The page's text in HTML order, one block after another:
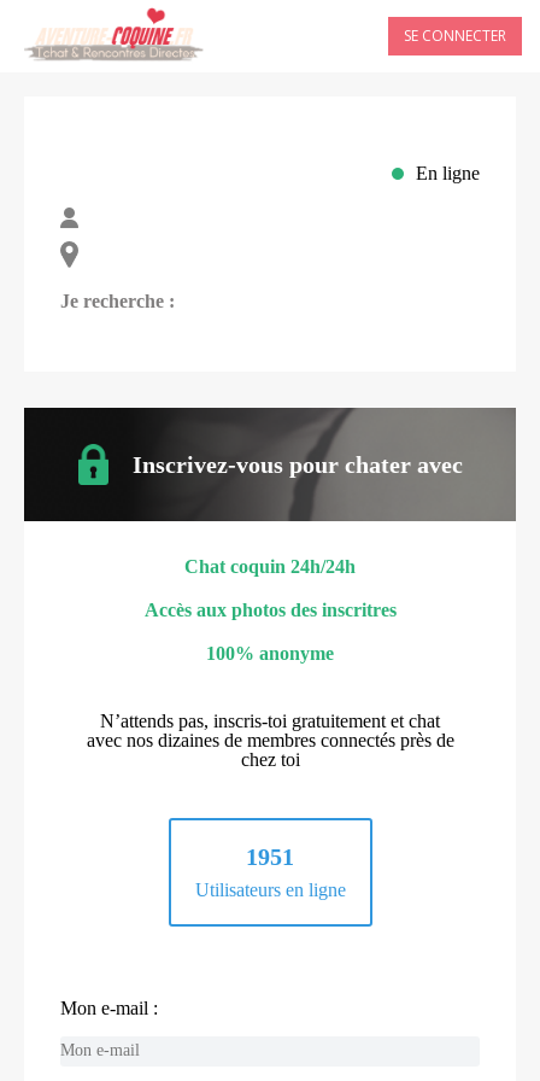
SE CONNECTER
En ligne
Je recherche :
Inscrivez-vous pour chater avec
Chat coquin 24h/24h
Accès aux photos des inscritres
100% anonyme
N’attends pas, inscris-toi gratuitement et chat
avec nos dizaines de membres connectés près de
chez toi
1951
Utilisateurs en ligne
Mon e-mail :